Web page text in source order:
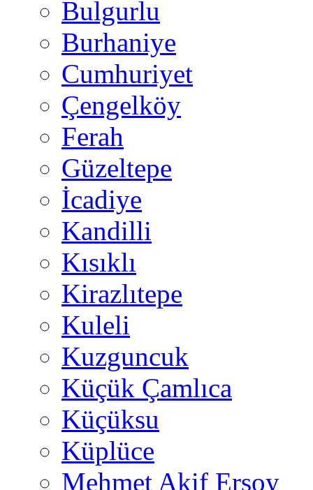
Bulgurlu
Burhaniye
Cumhuriyet
Çengelköy
Ferah
Güzeltepe
İcadiye
Kandilli
Kısıklı
Kirazlıtepe
Kuleli
Kuzguncuk
Küçük Çamlıca
Küçüksu
Küplüce
Mehmet Akif Ersoy